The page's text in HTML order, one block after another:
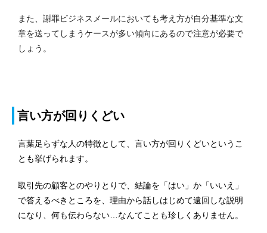
また、謝罪ビジネスメールにおいても考え方が自分基準な文
章を送ってしまうケースが多い傾向にあるので注意が必要で
しょう。
言い方が回りくどい
言葉足らずな人の特徴として、言い方が回りくどいというこ
とも挙げられます。
取引先の顧客とのやりとりで、結論を「はい」か「いいえ」
で答えるべきところを、理由から話しはじめて遠回しな説明
になり、何も伝わらない…なんてことも珍しくありません。